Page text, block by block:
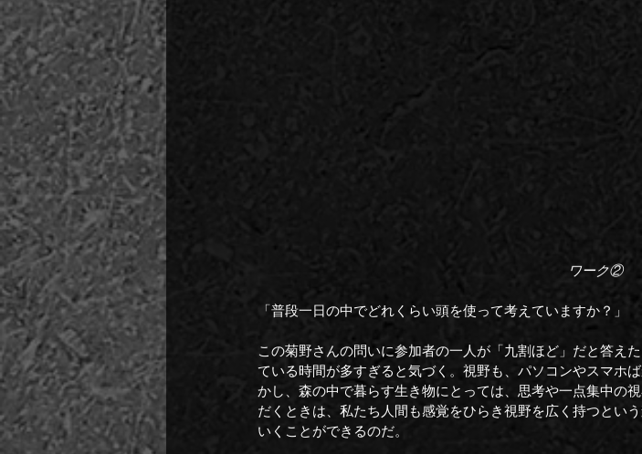
ワーク②
「普段一日の中でどれくらい頭を使って考えていますか？」
この菊野さんの問いに参加者の一人が「九割ほど」だと答え
ている時間が多すぎると気づく。視野も、パソコンやスマホ
かし、森の中で暮らす生き物にとっては、思考や一点集中の
だくときは、私たち人間も感覚をひらき視野を広く持つとい
いくことができるのだ。